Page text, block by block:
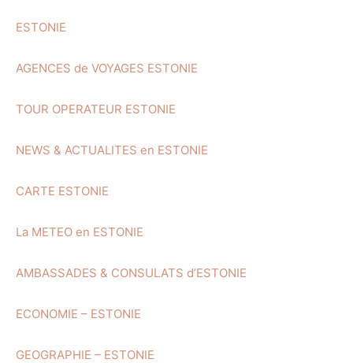
ESTONIE
AGENCES de VOYAGES ESTONIE
TOUR OPERATEUR ESTONIE
NEWS & ACTUALITES en ESTONIE
CARTE ESTONIE
La METEO en ESTONIE
AMBASSADES & CONSULATS d’ESTONIE
ECONOMIE – ESTONIE
GEOGRAPHIE – ESTONIE